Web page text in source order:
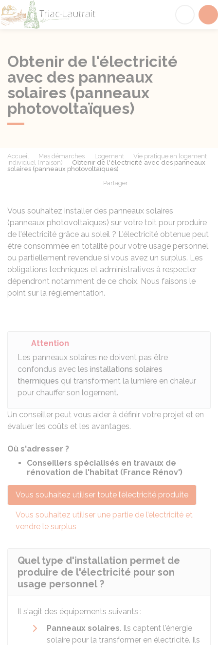
Obtenir de l'électricité
avec des panneaux
solaires (panneaux
photovoltaïques)
Accueil Mes démarches Logement
Vie pratique en logement
individuel (maison)
Obtenir de l'électricité avec des panneaux
solaires (panneaux photovoltaïques)
Partager
Vous souhaitez installer des panneaux solaires
(panneaux photovoltaïques) sur votre toit pour produire
de l'électricité grâce au soleil ? L'électricité obtenue peut
être consommée en totalité pour votre usage personnel,
ou partiellement revendue si vous avez un surplus. Les
obligations techniques et administratives à respecter
dépendront notamment de ce choix. Nous faisons le
point sur la réglementation.
Attention
Les panneaux solaires ne doivent pas être
confondus avec les installations solaires
thermiques qui transforment la lumière en chaleur
pour chauffer son logement.
Un conseiller peut vous aider à définir votre projet et en
évaluer les coûts et les avantages.
Où s'adresser ?
Conseillers spécialisés en travaux de
rénovation de l'habitat (France Rénov')
Vous souhaitez utiliser toute l’électricité produite
Vous souhaitez utiliser une partie de l’électricité et
vendre le surplus
Quel type d'installation permet de
produire de l'électricité pour son
usage personnel ?
Il s'agit des équipements suivants :
Panneaux solaires. Ils captent l'énergie
solaire pour la transformer en électricité. Ils